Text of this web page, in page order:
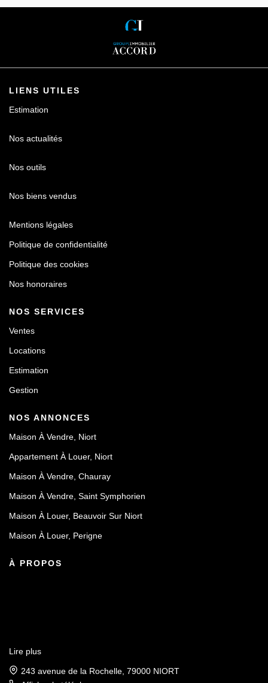
LIENS UTILES
Estimation
Nos actualités
Nos outils
Nos biens vendus
Mentions légales
Politique de confidentialité
Politique des cookies
Nos honoraires
NOS SERVICES
Ventes
Locations
Estimation
Gestion
NOS ANNONCES
Maison À Vendre, Niort
Appartement À Louer, Niort
Maison À Vendre, Chauray
Maison À Vendre, Saint Symphorien
Maison À Louer, Beauvoir Sur Niort
Maison À Louer, Perigne
À PROPOS
Lire plus
243 avenue de la Rochelle, 79000 NIORT